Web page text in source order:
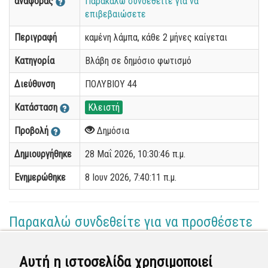
Αυτή η ιστοσελίδα χρησιμοποιεί
επιβεβαιώσετε
Περιγραφή καμένη λάμπα, κάθε 2 μήνες καίγεται
Κατηγορία Βλάβη σε δημόσιο φωτισμό
Διεύθυνση ΠΟΛΥΒΙΟΥ 44
Κατάσταση Κλειστή
Προβολή Δημόσια
Δημιουργήθηκε 28 Μαΐ 2026, 10:30:46 π.μ.
Ενημερώθηκε 8 Ιουν 2026, 7:40:11 π.μ.
Παρακαλώ συνδεθείτε για να προσθέσετε